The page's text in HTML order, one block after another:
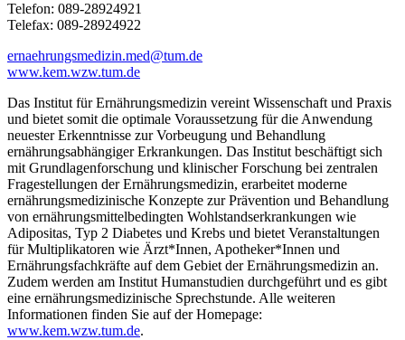
Telefon: 089-28924921
Telefax: 089-28924922
ernaehrungsmedizin.med@tum.de
www.kem.wzw.tum.de
Das Institut für Ernährungsmedizin vereint Wissenschaft und Praxis
und bietet somit die optimale Voraussetzung für die Anwendung
neuester Erkenntnisse zur Vorbeugung und Behandlung
ernährungsabhängiger Erkrankungen. Das Institut beschäftigt sich
mit Grundlagenforschung und klinischer Forschung bei zentralen
Fragestellungen der Ernährungsmedizin, erarbeitet moderne
ernährungsmedizinische Konzepte zur Prävention und Behandlung
von ernährungsmittelbedingten Wohlstandserkrankungen wie
Adipositas, Typ 2 Diabetes und Krebs und bietet Veranstaltungen
für Multiplikatoren wie Ärzt*Innen, Apotheker*Innen und
Ernährungsfachkräfte auf dem Gebiet der Ernährungsmedizin an.
Zudem werden am Institut Humanstudien durchgeführt und es gibt
eine ernährungsmedizinische Sprechstunde. Alle weiteren
Informationen finden Sie auf der Homepage:
www.kem.wzw.tum.de.